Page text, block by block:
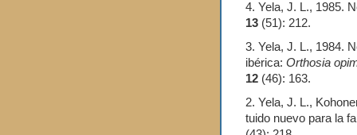
4. Yela, J. L., 1985.
13 (51): 212.
3. Yela, J. L., 1984.
ibérica: Orthosia
12 (46): 163.
2. Yela, J. L.,
tuido nuevo para la